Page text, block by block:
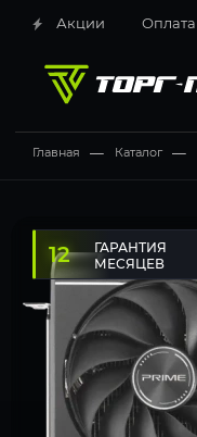
Акции Оплата
Главная — Каталог —
12 месяцев